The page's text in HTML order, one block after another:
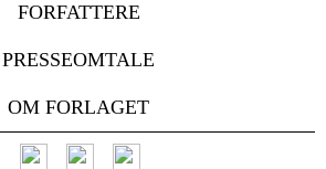
FORFATTERE
PRESSEOMTALE
OM FORLAGET